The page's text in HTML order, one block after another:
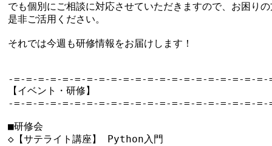
でも個別にご相談に対応させていただきますので、お困り
是非ご活用ください。
それでは今週も研修情報をお届けします！
-=-=-=-=-=-=-=-=-=-=-=-=-=-=-=-=-=-=-=-=-
【イベント・研修】
-=-=-=-=-=-=-=-=-=-=-=-=-=-=-=-=-=-=-=-=-
■研修会
◇【サテライト講座】 Python入門